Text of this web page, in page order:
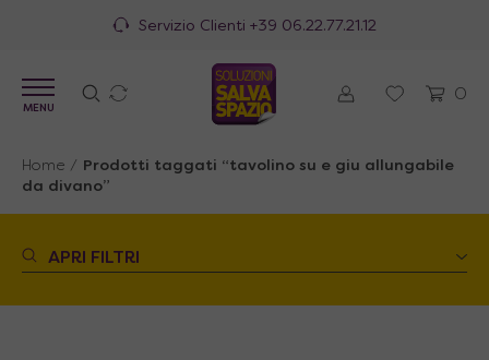
Servizio Clienti +39 06.22.77.21.12
0
MENU
Home /
Prodotti taggati “tavolino su e giu allungabile
da divano”
APRI FILTRI